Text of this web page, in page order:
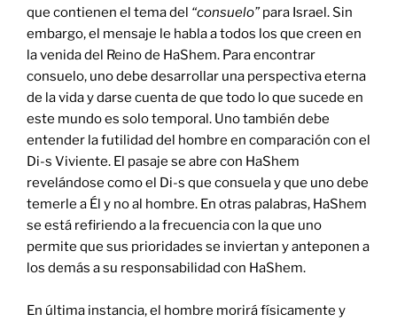
que contienen el tema del “consuelo”para Israel. Sin
embargo, el mensaje le habla a todos los que creen en
la venida del Reino de HaShem. Para encontrar
consuelo, uno debe desarrollar una perspectiva eterna
de la vida y darse cuenta de que todo lo que sucede en
este mundo es solo temporal. Uno también debe
entender la futilidad del hombre en comparación con el
Di-s Viviente. El pasaje se abre con HaShem
revelándose como el Di-s que consuela y que uno debe
temerle a Él y no al hombre. En otras palabras, HaShem
se está refiriendo a la frecuencia con la que uno
permite que sus prioridades se inviertan y anteponen a
los demás a su responsabilidad con HaShem.
En última instancia, el hombre morirá físicamente y